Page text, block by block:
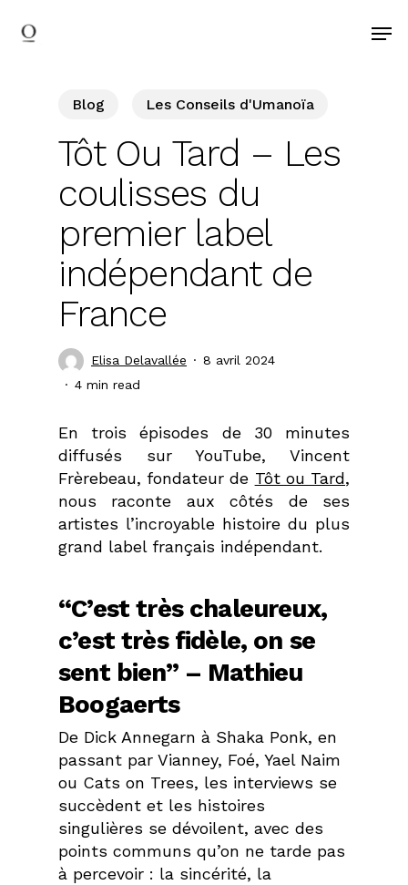
Blog Les Conseils d'Umanoïa
Tôt Ou Tard – Les
coulisses du
premier label
indépendant de
France
Elisa Delavallée
8 avril 2024
4 min read
En trois épisodes de 30 minutes
diffusés sur YouTube, Vincent
Frèrebeau, fondateur de Tôt ou Tard,
nous raconte aux côtés de ses
artistes l’incroyable histoire du plus
grand label français indépendant.
“C’est très chaleureux,
c’est très fidèle, on se
sent bien” – Mathieu
Boogaerts
De Dick Annegarn à Shaka Ponk, en
passant par Vianney, Foé, Yael Naim
ou Cats on Trees, les interviews se
succèdent et les histoires
singulières se dévoilent, avec des
points communs qu’on ne tarde pas
à percevoir : la sincérité, la